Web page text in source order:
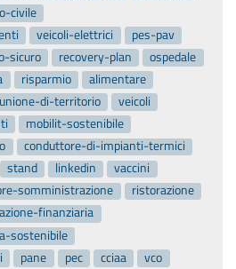
civile
veicoli-elettrici
pes-pav
sicuro recovery-plan
ospedale
risparmio
alimentare
di-territorio
veicoli
mobilit-sostenibile
conduttore-di-impianti-termici
stand linkedin
vaccini
somministrazione
ristorazione
finanziaria
sostenibile
pane pec cciaa
vco